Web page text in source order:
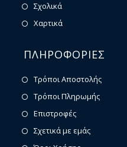
Σχολικά
Χαρτικά
ΠΛΗΡΟΦΟΡΙΕΣ
Τρόποι Αποστολής
Τρόποι Πληρωμής
Επιστροφές
Σχετικά με εμάς